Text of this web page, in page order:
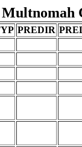
PREDIR